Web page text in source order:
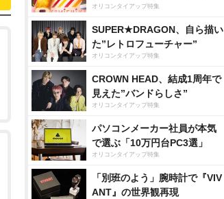
オリコンタイアップ特集
SUPER★DRAGON、自ら描い
た”レトロフューチャー”
オリコンタイアップ特集
CROWN HEAD、結成1周年で
見えた”バンドらしさ”
オリコンタイアップ特集
パソコンメーカー社員が本気
で選ぶ「10万円台PC3選」
オリコンタイアップ特集
「別班のよう」腕時計で『VIV
ANT』の世界観再現